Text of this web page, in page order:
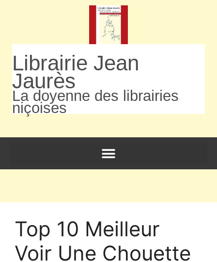
Librairie Jean
Jaurès
La doyenne des librairies
niçoises
Top 10 Meilleur
Voir Une Chouette